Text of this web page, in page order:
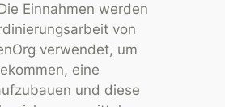
Einnahmen werden
von
verwendet, um
eine
und diese